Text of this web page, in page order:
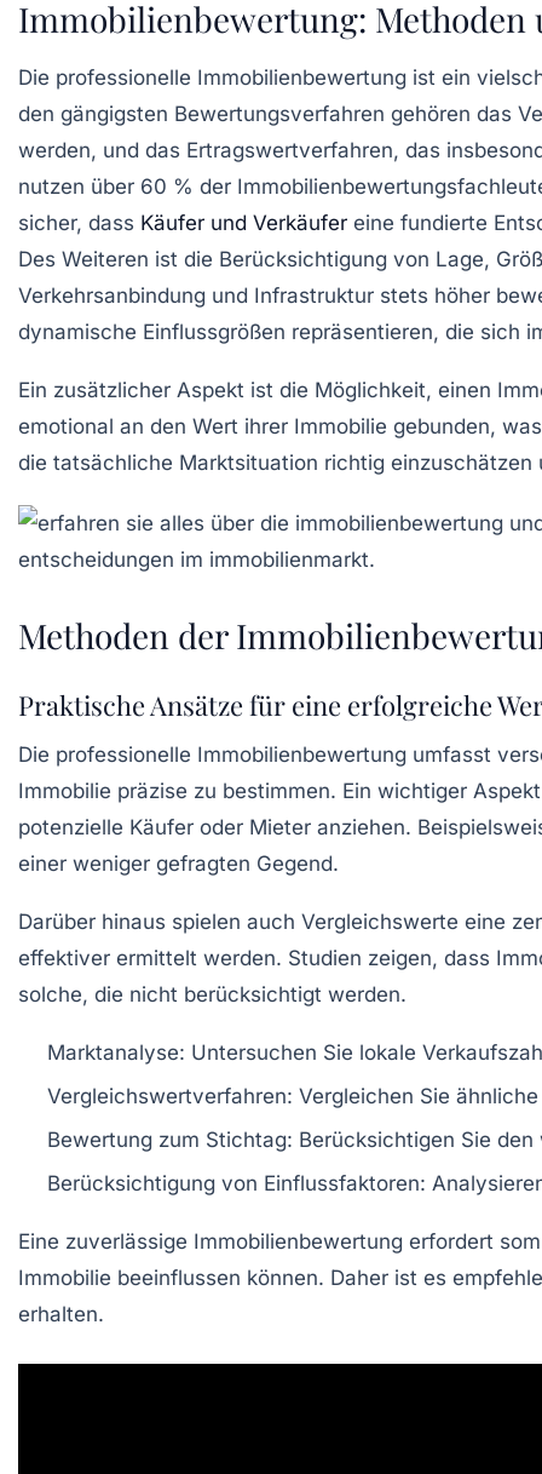
Immobilienbewertung:
Die professionelle Immobilienbewertung ist ein
den gängigsten Bewertungsverfahren gehören das
werden, und das Ertragswertverfahren, das
nutzen über 60 % der
sicher, dass Käufer und Verkäufer eine fundierte
Des Weiteren ist die Berücksichtigung von Lage,
Verkehrsanbindung und Infrastruktur stets höher
dynamische Einflussgrößen repräsentieren, die sich
Ein zusätzlicher Aspekt ist die Möglichkeit, einen
emotional an den Wert ihrer Immobilie gebunden,
die tatsächliche Marktsituation richtig
Methoden der
Praktische Ansätze für eine erfolgreiche
Die professionelle Immobilienbewertung umfasst
Immobilie präzise zu bestimmen. Ein wichtiger
potenzielle Käufer oder Mieter anziehen.
einer weniger gefragten Gegend.
Darüber hinaus spielen auch Vergleichswerte eine
effektiver ermittelt werden. Studien zeigen, dass
solche, die nicht berücksichtigt werden.
Marktanalyse: Untersuchen Sie lokale
Vergleichswertverfahren: Vergleichen Sie
Bewertung zum Stichtag: Berücksichtigen Sie
Berücksichtigung von Einflussfaktoren:
Eine zuverlässige Immobilienbewertung erfordert
Immobilie beeinflussen können. Daher ist es
erhalten.